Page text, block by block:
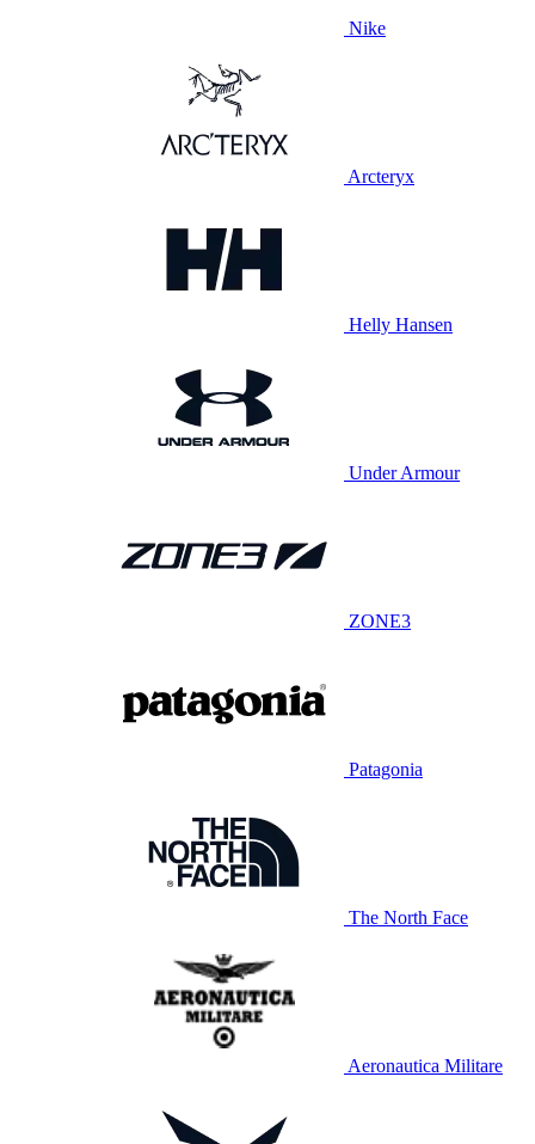
Nike
Arcteryx
Helly Hansen
Under Armour
ZONE3
Patagonia
The North Face
Aeronautica Militare